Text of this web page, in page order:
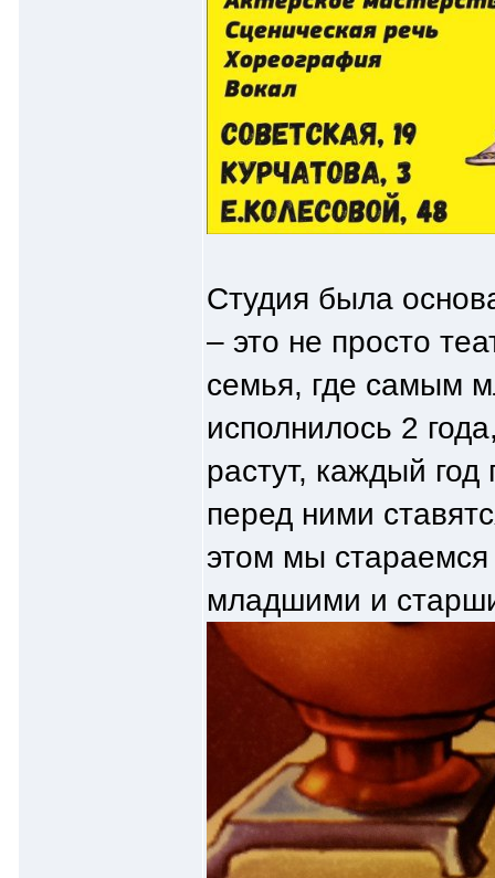
Студия была
– это не просто
семья, где самым
исполнилось 2
растут, каждый
перед ними
этом мы
младшими и